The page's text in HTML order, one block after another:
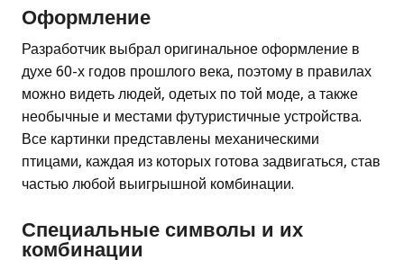
Оформление
Разработчик выбрал оригинальное оформление в
духе 60-х годов прошлого века, поэтому в правилах
можно видеть людей, одетых по той моде, а также
необычные и местами футуристичные устройства.
Все картинки представлены механическими
птицами, каждая из которых готова задвигаться, став
частью любой выигрышной комбинации.
Специальные символы и их
комбинации